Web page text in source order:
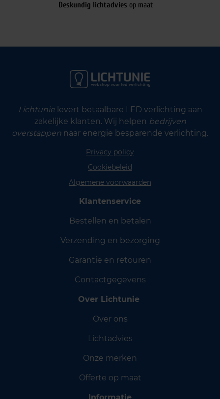
Deskundig lichtadvies op maat
Lichtunielevert betaalbare LED verlichting aan
zakelijke klanten. Wij helpen bedrijven
overstappen naar energie besparende verlichting.
Privacy policy
Cookiebeleid
Algemene voorwaarden
Klantenservice
Bestellen en betalen
Verzending en bezorging
Garantie en retouren
Contactgegevens
Over Lichtunie
Over ons
Lichtadvies
Onze merken
Offerte op maat